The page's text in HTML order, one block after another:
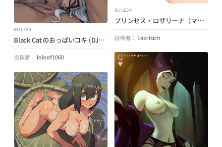
RULE34
プリンセス・ロザリーナ（マコダス）（マリオ）
投稿者： Lakrisich
RULE34
Black Cat のおっぱいコキ (DJComps) (マーベル ライバルズ)
投稿者： loloof1060